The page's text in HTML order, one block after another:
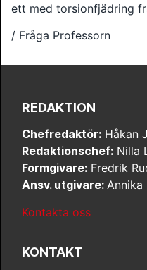
ett med torsionfjädring
/ Fråga Professorn
REDAKTION
Chefredaktör: Håkan
Redaktionschef: Nilla
Formgivare: Fredrik
Ansv. utgivare: Annika
Kontakta oss
KONTAKT